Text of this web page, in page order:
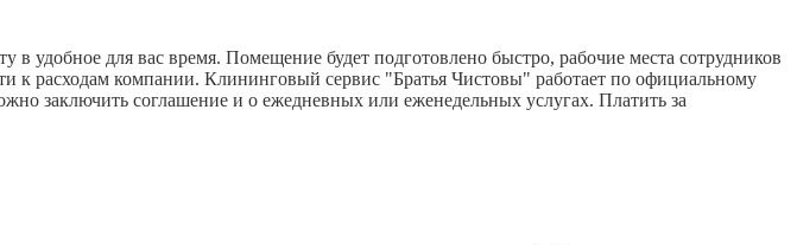
удобное для вас время. Помещение будет подготовлено быстро, рабочие места сотрудников
к расходам компании. Клининговый сервис "Братья Чистовы" работает по официальному
заключить соглашение и о ежедневных или еженедельных услугах. Платить за